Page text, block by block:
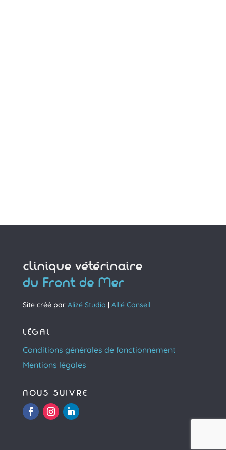
clinique vétérinaire
du Front de Mer
Site créé par Alizé Studio | Allié Conseil
LÉGAL
Conditions générales de fonctionnement
Mentions légales
NOUS SUIVRE